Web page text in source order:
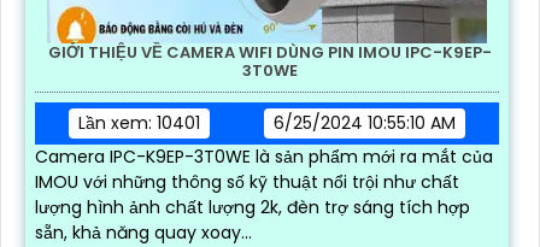
GIỚI THIỆU VỀ CAMERA WIFI DÙNG PIN IMOU IPC-K9EP-
3T0WE
Lần xem: 10401
6/25/2024 10:55:10 AM
Camera IPC-K9EP-3T0WE là sản phẩm mới ra mắt của
IMOU với những thông số kỹ thuật nổi trội như chất
lượng hình ảnh chất lượng 2k, đèn trợ sáng tích hợp
sẵn, khả năng quay xoay...